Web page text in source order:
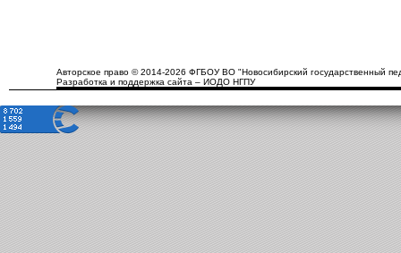
Авторское право © 2014-2026 ФГБОУ ВО "Новосибирский государственный
Разработка и поддержка сайта – ИОДО НГПУ